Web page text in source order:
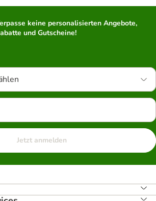
keine personalisierten Angebote,
und Gutscheine!
Jetzt anmelden